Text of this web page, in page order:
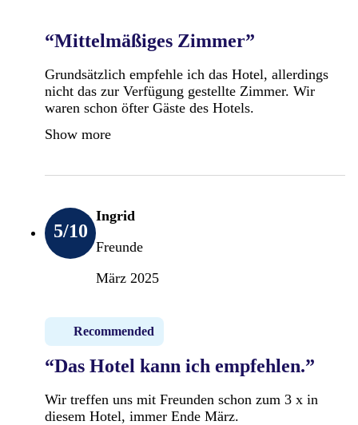
“Mittelmäßiges Zimmer”
Grundsätzlich empfehle ich das Hotel, allerdings
nicht das zur Verfügung gestellte Zimmer. Wir
waren schon öfter Gäste des Hotels.
Show more
5/10
Ingrid
Freunde
März 2025
Recommended
“Das Hotel kann ich empfehlen.”
Wir treffen uns mit Freunden schon zum 3 x in
diesem Hotel, immer Ende März.